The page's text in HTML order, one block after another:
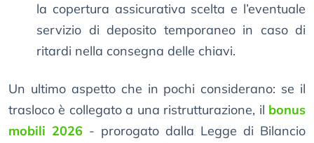
la copertura assicurativa scelta e l’eventuale
servizio di deposito temporaneo in caso di
ritardi nella consegna delle chiavi.
Un ultimo aspetto che in pochi considerano: se il
trasloco è collegato a una ristrutturazione, il bonus
mobili 2026 - prorogato dalla Legge di Bilancio